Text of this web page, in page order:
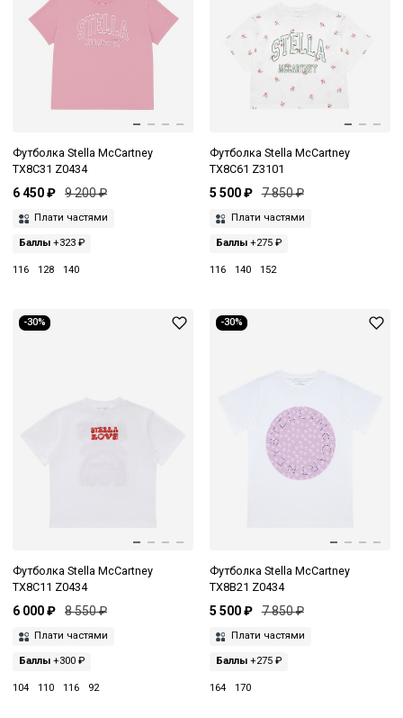
Футболка Stella McCartney
TX8C31 Z0434
6 450 ₽ 9 200 ₽
Плати частями
Баллы +323 ₽
116 128 140
Футболка Stella McCartney
TX8C61 Z3101
5 500 ₽ 7 850 ₽
Плати частями
Баллы+275 ₽
116 140 152
-30%
Футболка Stella McCartney
TX8C11 Z0434
6 000 ₽ 8 550 ₽
Плати частями
Баллы +300 ₽
104 110 116 92
-30%
Футболка Stella McCartney
TX8B21 Z0434
5 500 ₽ 7 850 ₽
Плати частями
Баллы+275 ₽
164 170